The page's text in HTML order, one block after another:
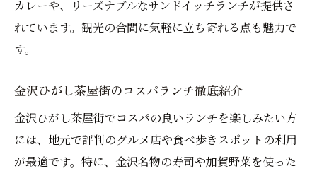
カレーや、リーズナブルなサンドイッチランチが提供さ
れています。観光の合間に気軽に立ち寄れる点も魅力で
す。
金沢ひがし茶屋街のコスパランチ徹底紹介
金沢ひがし茶屋街でコスパの良いランチを楽しみたい方
には、地元で評判のグルメ店や食べ歩きスポットの利用
が最適です。特に、金沢名物の寿司や加賀野菜を使った